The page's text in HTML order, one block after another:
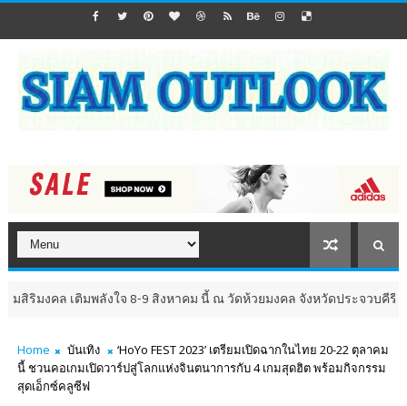
เติมพลังใจ 8-9 สิงหาคม นี้ ณ วัดห้วยมงคล จังหวัดประจวบคีรีขันธ์
Home บันเทิง
‘HoYo FEST 2023’ เตรียมเปิดฉากในไทย 20-22 ตุลาคม
นี้ ชวนคอเกมเปิดวาร์ปสู่โลกแห่งจินตนาการกับ 4 เกมสุดฮิต พร้อมกิจกรรม
สุดเอ็กซ์คลูซีฟ